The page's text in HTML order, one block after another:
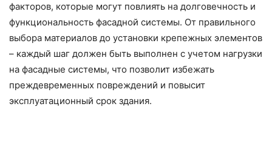
факторов, которые могут повлиять на долговечность и
функциональность фасадной системы. От правильного
выбора материалов до установки крепежных элементов
– каждый шаг должен быть выполнен с учетом нагрузки
на фасадные системы, что позволит избежать
преждевременных повреждений и повысит
эксплуатационный срок здания.